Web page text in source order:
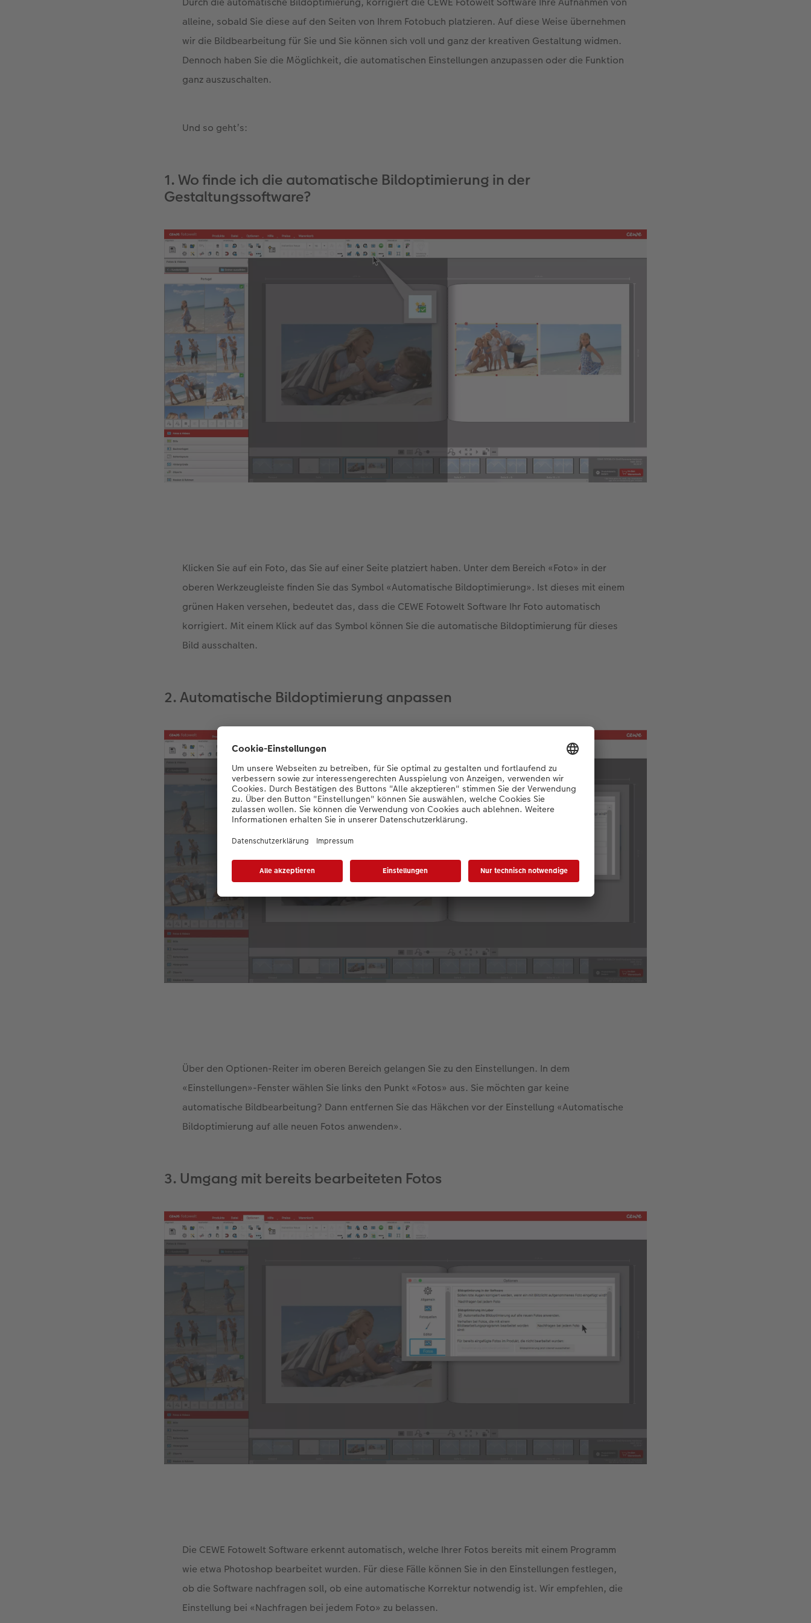
alleine, sobald Sie diese auf den Seiten von Ihrem Fotobuch platzieren. Auf diese Weise übernehmen
wir die Bildbearbeitung für Sie und Sie können sich voll und ganz der kreativen Gestaltung widmen.
Dennoch haben Sie die Möglichkeit, die automatischen Einstellungen anzupassen oder die Funktion
ganz auszuschalten.
Und so geht’s:
1. Wo finde ich die automatische Bildoptimierung in der
Gestaltungssoftware?
Klicken Sie auf ein Foto, das Sie auf einer Seite platziert haben. Unter dem Bereich «Foto» in der
oberen Werkzeugleiste finden Sie das Symbol «Automatische Bildoptimierung». Ist dieses mit einem
grünen Haken versehen, bedeutet das, dass die CEWE Fotowelt Software Ihr Foto automatisch
korrigiert. Mit einem Klick auf das Symbol können Sie die automatische Bildoptimierung für dieses
Bild ausschalten.
2. Automatische Bildoptimierung anpassen
Über den Optionen-Reiter im oberen Bereich gelangen Sie zu den Einstellungen. In dem
«Einstellungen»-Fenster wählen Sie links den Punkt «Fotos» aus. Sie möchten gar keine
automatische Bildbearbeitung? Dann entfernen Sie das Häkchen vor der Einstellung «Automatische
Bildoptimierung auf alle neuen Fotos anwenden».
3. Umgang mit bereits bearbeiteten Fotos
Die CEWE Fotowelt Software erkennt automatisch, welche Ihrer Fotos bereits mit einem Programm
wie etwa Photoshop bearbeitet wurden. Für diese Fälle können Sie in den Einstellungen festlegen,
ob die Software nachfragen soll, ob eine automatische Korrektur notwendig ist. Wir empfehlen, die
Einstellung bei «Nachfragen bei jedem Foto» zu belassen.